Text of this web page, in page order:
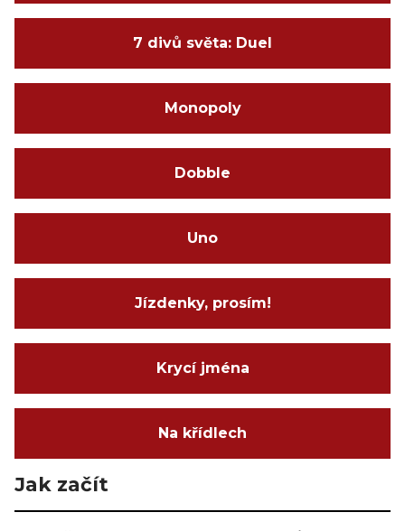
7 divů světa: Duel
Monopoly
Dobble
Uno
Jízdenky, prosím!
Krycí jména
Na křídlech
Jak začít